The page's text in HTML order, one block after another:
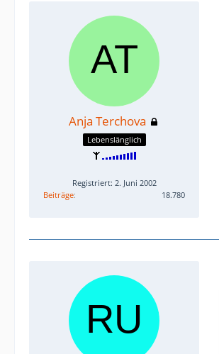
Anja Terchova
Lebenslänglich
Registriert: 2. Juni 2002
Beiträge
18.780